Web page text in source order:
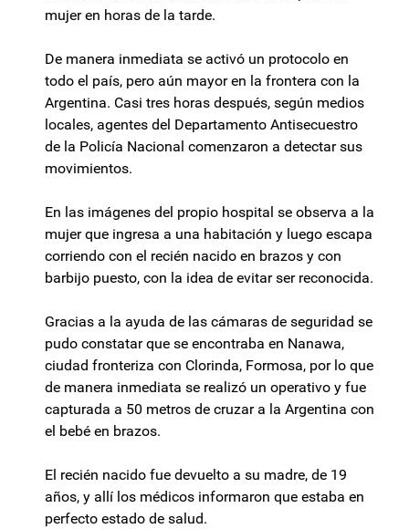
mujer en horas de la tarde.
De manera inmediata se activó un protocolo en
todo el país, pero aún mayor en la frontera con la
Argentina. Casi tres horas después, según medios
locales, agentes del Departamento Antisecuestro
de la Policía Nacional comenzaron a detectar sus
movimientos.
En las imágenes del propio hospital se observa a la
mujer que ingresa a una habitación y luego escapa
corriendo con el recién nacido en brazos y con
barbijo puesto, con la idea de evitar ser reconocida.
Gracias a la ayuda de las cámaras de seguridad se
pudo constatar que se encontraba en Nanawa,
ciudad fronteriza con Clorinda, Formosa, por lo que
de manera inmediata se realizó un operativo y fue
capturada a 50 metros de cruzar a la Argentina con
el bebé en brazos.
El recién nacido fue devuelto a su madre, de 19
años, y allí los médicos informaron que estaba en
perfecto estado de salud.